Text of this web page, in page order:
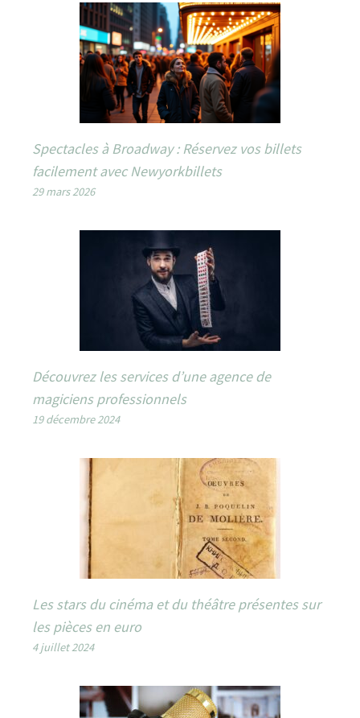
Spectacles à Broadway : Réservez vos billets
facilement avec Newyorkbillets
29 mars 2026
Découvrez les services d’une agence de
magiciens professionnels
19 décembre 2024
Les stars du cinéma et du théâtre présentes sur
les pièces en euro
4 juillet 2024